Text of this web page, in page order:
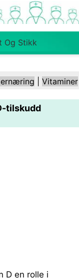
Og Stikk
Folkehelse Og
Helse
Vitaminer
tilskudd
D en rolle i